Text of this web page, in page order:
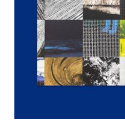
DODAJ DO KOSZYKA /